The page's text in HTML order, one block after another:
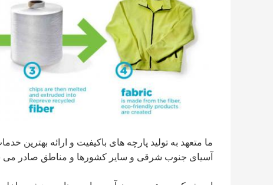
ما متعهد به تولید پارچه های باکیفیت و ارائه بهترین
آسیای جنوب شرقی و سایر کشورها و مناطق صادر می